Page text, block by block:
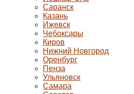
Саранск
Казань
Ижевск
Чебоксары
Киров
Нижний Новгород
Оренбург
Пенза
Ульяновск
Самара